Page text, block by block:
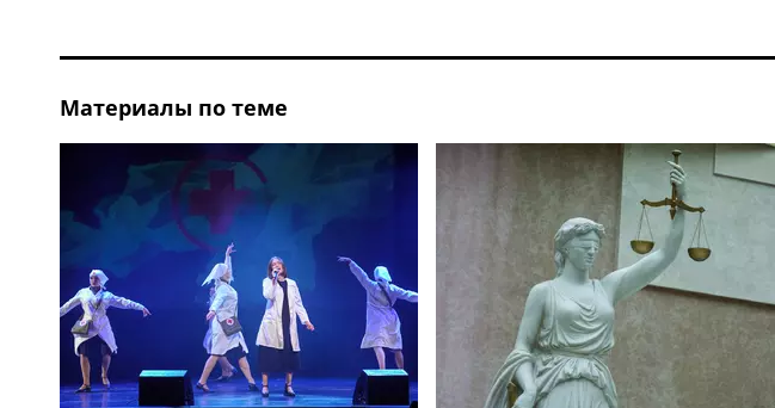
Материалы по теме